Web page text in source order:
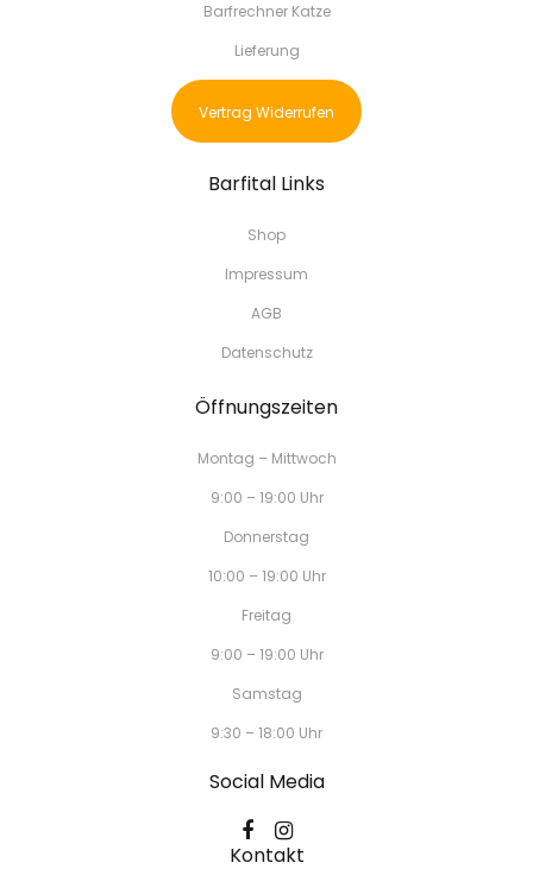
Barfrechner Katze
Lieferung
Vertrag Widerrufen
Barfital Links
Shop
Impressum
AGB
Datenschutz
Öffnungszeiten
Montag – Mittwoch
9:00 – 19:00 Uhr
Donnerstag
10:00 – 19:00 Uhr
Freitag
9:00 – 19:00 Uhr
Samstag
9:30 – 18:00 Uhr
Social Media
Kontakt